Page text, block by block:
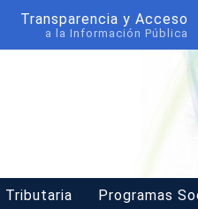
Transparencia y Acceso
a la Información Pública
Tributaria Programas